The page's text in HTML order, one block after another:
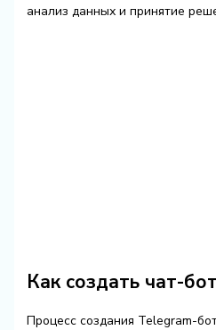
анализ данных и принятие
Как создать чат-
Процесс создания Telegram-